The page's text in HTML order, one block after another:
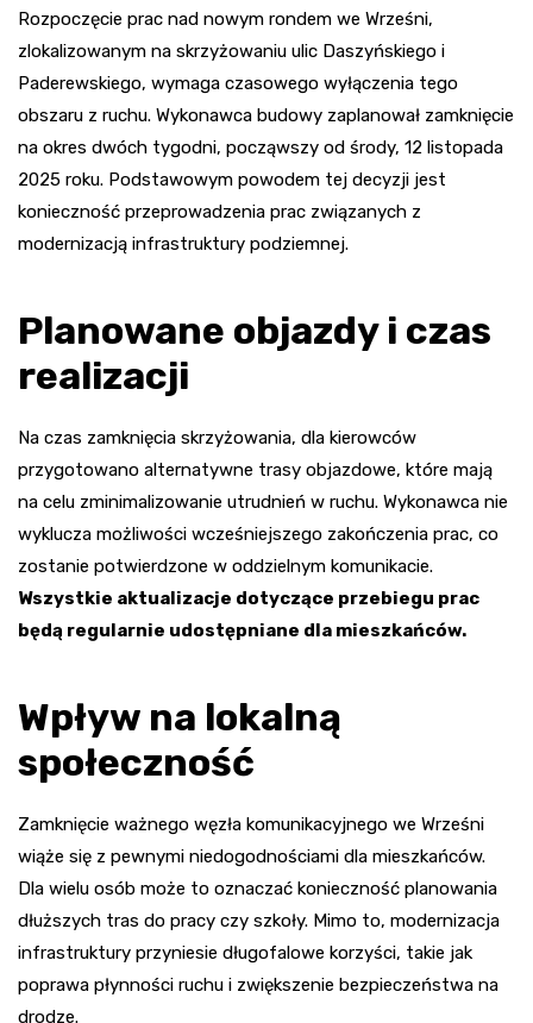
Rozpoczęcie prac nad nowym rondem we Wrześni,
zlokalizowanym na skrzyżowaniu ulic Daszyńskiego i
Paderewskiego, wymaga czasowego wyłączenia tego
obszaru z ruchu. Wykonawca budowy zaplanował zamknięcie
na okres dwóch tygodni, począwszy od środy, 12 listopada
2025 roku. Podstawowym powodem tej decyzji jest
konieczność przeprowadzenia prac związanych z
modernizacją infrastruktury podziemnej.
Planowane objazdy i czas
realizacji
Na czas zamknięcia skrzyżowania, dla kierowców
przygotowano alternatywne trasy objazdowe, które mają
na celu zminimalizowanie utrudnień w ruchu. Wykonawca nie
wyklucza możliwości wcześniejszego zakończenia prac, co
zostanie potwierdzone w oddzielnym komunikacie.
Wszystkie aktualizacje dotyczące przebiegu prac
będą regularnie udostępniane dla mieszkańców.
Wpływ na lokalną
społeczność
Zamknięcie ważnego węzła komunikacyjnego we Wrześni
wiąże się z pewnymi niedogodnościami dla mieszkańców.
Dla wielu osób może to oznaczać konieczność planowania
dłuższych tras do pracy czy szkoły. Mimo to, modernizacja
infrastruktury przyniesie długofalowe korzyści, takie jak
poprawa płynności ruchu i zwiększenie bezpieczeństwa na
drodze.